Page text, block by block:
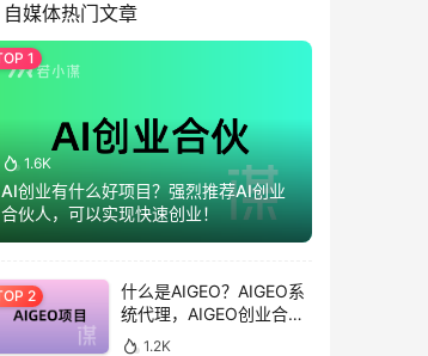
自媒体热门文章
1.6K
AI创业有什么好项目？强烈推荐AI创业
合伙人，可以实现快速创业！
什么是AIGEO？AIGEO系
统代理，AIGEO创业合伙
人项目！
1.2K